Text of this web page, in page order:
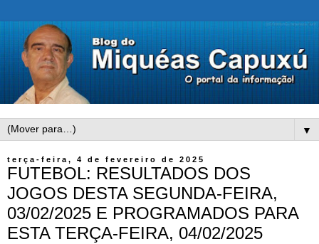
▼
terça-feira, 4 de fevereiro de 2025
FUTEBOL: RESULTADOS DOS
JOGOS DESTA SEGUNDA-FEIRA,
03/02/2025 E PROGRAMADOS PARA
ESTA TERÇA-FEIRA, 04/02/2025